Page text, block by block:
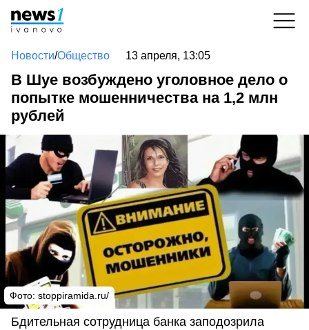
Новости/Общество 13 апреля, 13:05
В Шуе возбуждено уголовное дело о
попытке мошенничества на 1,2 млн
рублей
Фото: stoppiramida.ru/
Бдительная сотрудница банка заподозрила